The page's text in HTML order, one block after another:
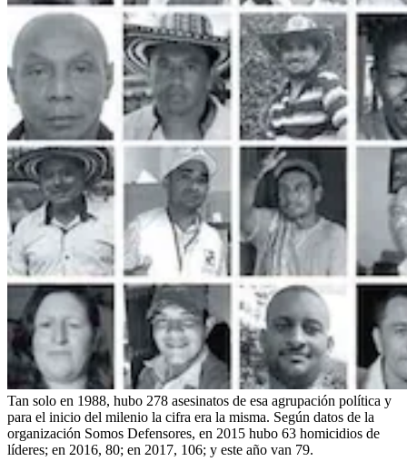
Tan solo en 1988, hubo 278 asesinatos de esa agrupación política y
para el inicio del milenio la cifra era la misma. Según datos de la
organización Somos Defensores, en 2015 hubo 63 homicidios de
líderes; en 2016, 80; en 2017, 106; y este año van 79.